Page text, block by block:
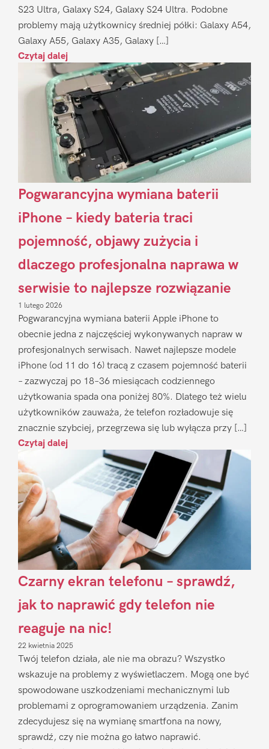
S23 Ultra, Galaxy S24, Galaxy S24 Ultra. Podobne
problemy mają użytkownicy średniej półki: Galaxy A54,
Galaxy A55, Galaxy A35, Galaxy […]
Czytaj dalej
Pogwarancyjna wymiana baterii
iPhone – kiedy bateria traci
pojemność, objawy zużycia i
dlaczego profesjonalna naprawa w
serwisie to najlepsze rozwiązanie
1 lutego 2026
Pogwarancyjna wymiana baterii Apple iPhone to
obecnie jedna z najczęściej wykonywanych napraw w
profesjonalnych serwisach. Nawet najlepsze modele
iPhone (od 11 do 16) tracą z czasem pojemność baterii
– zazwyczaj po 18–36 miesiącach codziennego
użytkowania spada ona poniżej 80%. Dlatego też wielu
użytkowników zauważa, że telefon rozładowuje się
znacznie szybciej, przegrzewa się lub wyłącza przy […]
Czytaj dalej
Czarny ekran telefonu – sprawdź,
jak to naprawić gdy telefon nie
reaguje na nic!
22 kwietnia 2025
Twój telefon działa, ale nie ma obrazu? Wszystko
wskazuje na problemy z wyświetlaczem. Mogą one być
spowodowane uszkodzeniami mechanicznymi lub
problemami z oprogramowaniem urządzenia. Zanim
zdecydujesz się na wymianę smartfona na nowy,
sprawdź, czy nie można go łatwo naprawić.